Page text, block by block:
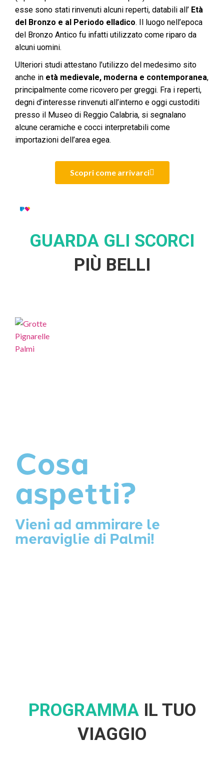
esse sono stati rinvenuti alcuni reperti, databili all’ Età
del Bronzo e al Periodo elladico. Il luogo nell’epoca
del Bronzo Antico fu infatti utilizzato come riparo da
alcuni uomini.
Ulteriori studi attestano l’utilizzo del medesimo sito
anche in età medievale, moderna e contemporanea,
principalmente come ricovero per greggi. Fra i reperti,
degni d’interesse rinvenuti all’interno e oggi custoditi
presso il Museo di Reggio Calabria, si segnalano
alcune ceramiche e cocci interpretabili come
importazioni dell’area egea.
Scopri come arrivarci
GUARDA GLI SCORCI
PIÙ BELLI
Cosa
aspetti?
Vieni ad ammirare le
meraviglie di Palmi!
PROGRAMMA IL TUO
VIAGGIO